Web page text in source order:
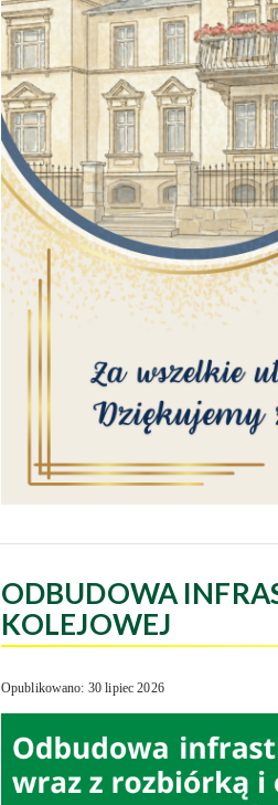
ODBUDOWA
KOLEJOWEJ
Opublikowano: 30 lipiec 2026